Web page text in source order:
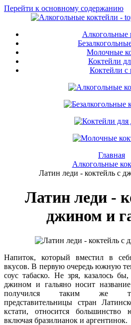
Перейти к основному содержанию
Алкогольные
Молочные
Коктейли
Коктейли с
Главная
Алкогольные
Латин леди - коктейль с
Латин леди -
джином и
Напиток, который вместил в
вкусов. В первую очередь южную
соус табаско. Не зря, казалось
джином и гальяно носит название
получился таким же
представительницы стран
кстати, относится большинство
включая бразилианок и аргентинок.